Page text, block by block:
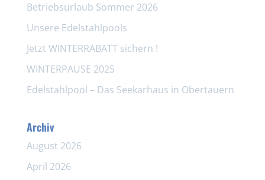
Betriebsurlaub Sommer 2026
Unsere Edelstahlpools
Jetzt WINTERRABATT sichern !
WINTERPAUSE 2025
Edelstahlpool – Das Seekarhaus in Obertauern
Archiv
August 2026
April 2026